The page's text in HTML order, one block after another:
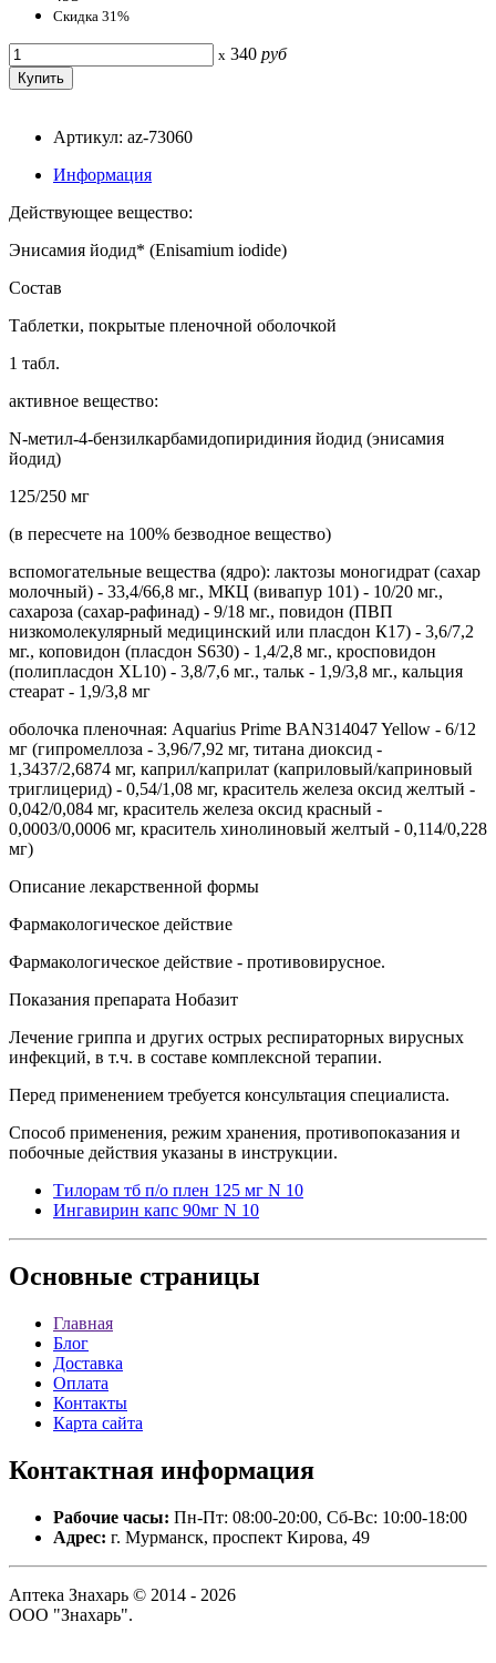
Скидка 31%
x 340 руб
Артикул: az-73060
Информация
Действующее вещество:
Энисамия йодид* (Enisamium iodide)
Состав
Таблетки, покрытые пленочной оболочкой
1 табл.
активное вещество:
N-метил-4-бензилкарбамидопиридиния йодид (энисамия
йодид)
125/250 мг
(в пересчете на 100% безводное вещество)
вспомогательные вещества (ядро): лактозы моногидрат (сахар
молочный) - 33,4/66,8 мг., МКЦ (вивапур 101) - 10/20 мг.,
сахароза (сахар-рафинад) - 9/18 мг., повидон (ПВП
низкомолекулярный медицинский или пласдон К17) - 3,6/7,2
мг., коповидон (пласдон S630) - 1,4/2,8 мг., кросповидон
(полипласдон XL10) - 3,8/7,6 мг., тальк - 1,9/3,8 мг., кальция
стеарат - 1,9/3,8 мг
оболочка пленочная: Aquarius Prime BAN314047 Yellow - 6/12
мг (гипромеллоза - 3,96/7,92 мг, титана диоксид -
1,3437/2,6874 мг, каприл/каприлат (каприловый/каприновый
триглицерид) - 0,54/1,08 мг, краситель железа оксид желтый -
0,042/0,084 мг, краситель железа оксид красный -
0,0003/0,0006 мг, краситель хинолиновый желтый - 0,114/0,228
мг)
Описание лекарственной формы
Фармакологическое действие
Фармакологическое действие - противовирусное.
Показания препарата Нобазит
Лечение гриппа и других острых респираторных вирусных
инфекций, в т.ч. в составе комплексной терапии.
Перед применением требуется консультация специалиста.
Способ применения, режим хранения, противопоказания и
побочные действия указаны в инструкции.
Тилорам тб п/о плен 125 мг N 10
Ингавирин капс 90мг N 10
Основные страницы
Главная
Блог
Доставка
Оплата
Контакты
Карта сайта
Контактная информация
Рабочие часы: Пн-Пт: 08:00-20:00, Сб-Вс: 10:00-18:00
Адрес: г. Мурманск, проспект Кирова, 49
Аптека Знахарь © 2014 - 2026
ООО "Знахарь".